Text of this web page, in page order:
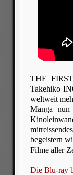
THE
Takehiko
weltweit
Manga
begeistern
Filme aller
Die Blu-ray